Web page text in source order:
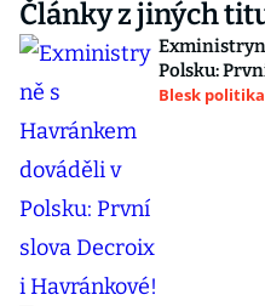
Články z jiných
Polsku:
Blesk politika